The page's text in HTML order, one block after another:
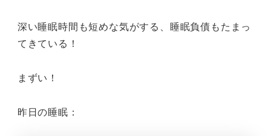
深い睡眠時間も短めな気がする、睡眠負債もたまっ
てきている！
まずい！
昨日の睡眠：